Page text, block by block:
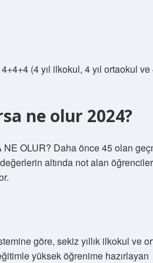
(4 yıl ilkokul, 4 yıl ortaokul ve
ne olur 2024?
OLUR? Daha önce 45 olan
altında not alan
göre, sekiz yıllık ilkokul ve
yüksek öğrenime hazırlayan